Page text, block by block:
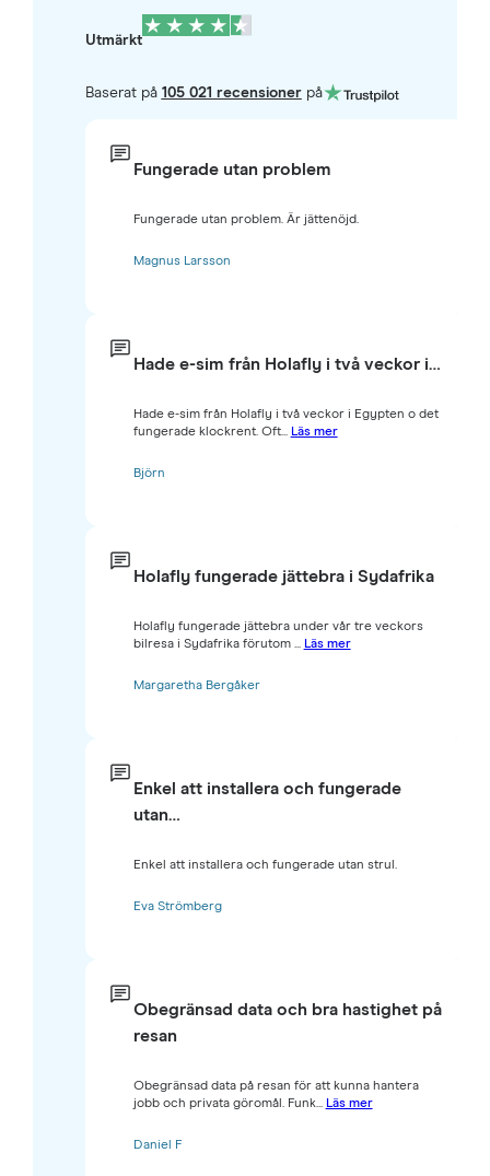
Utmärkt
Baserat på 105 021 recensionerpå
Fungerade utan problem
Fungerade utan problem. Är jättenöjd.
Magnus Larsson
Hade e-sim från Holafly i två veckor i…
Hade e-sim från Holafly i två veckor i Egypten o det
fungerade klockrent. Oft... Läs mer
Björn
Holafly fungerade jättebra i Sydafrika
Holafly fungerade jättebra under vår tre veckors
bilresa i Sydafrika förutom ... Läs mer
Margaretha Bergåker
Enkel att installera och fungerade
utan…
Enkel att installera och fungerade utan strul.
Eva Strömberg
Obegränsad data och bra hastighet på
resan
Obegränsad data på resan för att kunna hantera
jobb och privata göromål. Funk... Läs mer
Daniel F